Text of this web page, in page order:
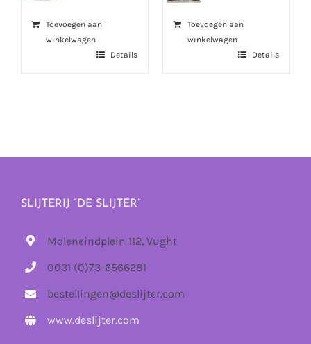
Toevoegen aan
winkelwagen
Details
Toevoegen aan
winkelwagen
Details
SLIJTERIJ “DE SLIJTER”
Moleneindplein 112, Vught
0031 (0)73-6566281
bestellingen@deslijter.com
www.deslijter.com